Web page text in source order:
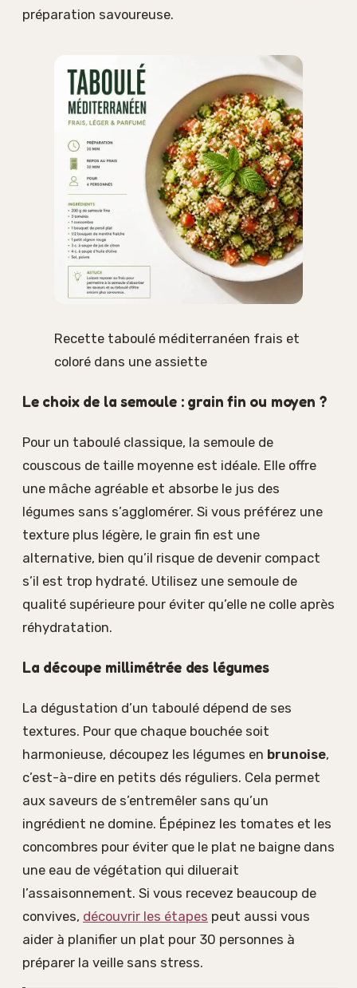
préparation savoureuse.
Recette taboulé méditerranéen frais et
coloré dans une assiette
Le choix de la semoule : grain fin ou moyen ?
Pour un taboulé classique, la semoule de
couscous de taille moyenne est idéale. Elle offre
une mâche agréable et absorbe le jus des
légumes sans s’agglomérer. Si vous préférez une
texture plus légère, le grain fin est une
alternative, bien qu’il risque de devenir compact
s’il est trop hydraté. Utilisez une semoule de
qualité supérieure pour éviter qu’elle ne colle après
réhydratation.
La découpe millimétrée des légumes
La dégustation d’un taboulé dépend de ses
textures. Pour que chaque bouchée soit
harmonieuse, découpez les légumes en brunoise,
c’est-à-dire en petits dés réguliers. Cela permet
aux saveurs de s’entremêler sans qu’un
ingrédient ne domine. Épépinez les tomates et les
concombres pour éviter que le plat ne baigne dans
une eau de végétation qui diluerait
l’assaisonnement. Si vous recevez beaucoup de
convives, découvrir les étapes peut aussi vous
aider à planifier un plat pour 30 personnes à
préparer la veille sans stress.